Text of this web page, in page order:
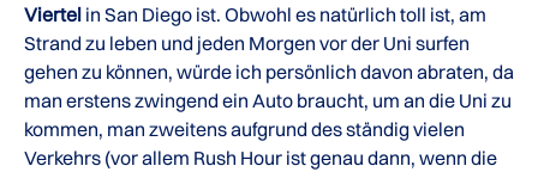
Viertel in San Diego ist. Obwohl es natürlich toll ist, am
Strand zu leben und jeden Morgen vor der Uni surfen
gehen zu können, würde ich persönlich davon abraten, da
man erstens zwingend ein Auto braucht, um an die Uni zu
kommen, man zweitens aufgrund des ständig vielen
Verkehrs (vor allem Rush Hour ist genau dann, wenn die